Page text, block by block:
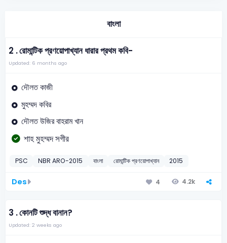
বাংলা
2 .রোমান্টিক প্রণয়োপাখ্যান ধারার প্রথম কবি-
Updated: 6 months ago
দৌলত কাজী
মুহম্মদ কবির
দৌলত উজির বাহরাম খান
শাহ মুহম্মদ সগীর
PSC NBR ARO-2015 বাংলা রোমান্টিক প্রণয়োপাখ্যান 2015
Des 4 4.2k
3 .কোনটি শুদ্ধ বানান?
Updated: 2 weeks ago